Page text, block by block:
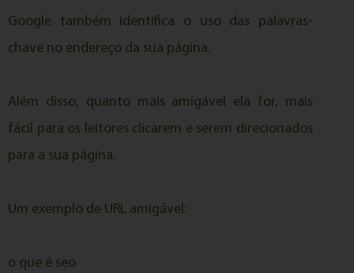
Google também identifica o uso das palavras-
chave no endereço da sua página.
Além disso, quanto mais amigável ela for, mais
fácil para os leitores clicarem e serem direcionados
para a sua página.
Um exemplo de URL amigável:
o que é seo